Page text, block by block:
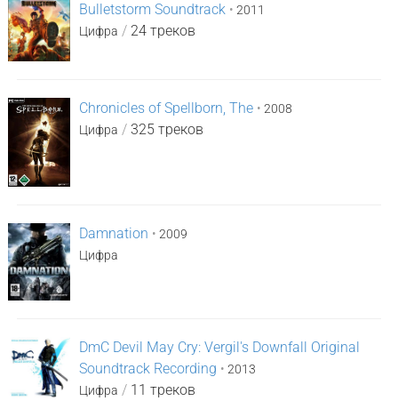
Bulletstorm Soundtrack • 2011
Цифра / 24 треков
Chronicles of Spellborn, The • 2008
Цифра / 325 треков
Damnation • 2009
Цифра
DmC Devil May Cry: Vergil's Downfall Original
Soundtrack Recording • 2013
Цифра / 11 треков